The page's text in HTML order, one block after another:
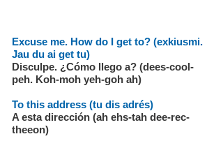
Excuse me. How do I get to? (exkiusmi.
Jau du ai get tu)
Disculpe. ¿Cómo llego a? (dees-cool-
peh. Koh-moh yeh-goh ah)
To this address (tu dis adrés)
A esta dirección (ah ehs-tah dee-rec-
theeon)